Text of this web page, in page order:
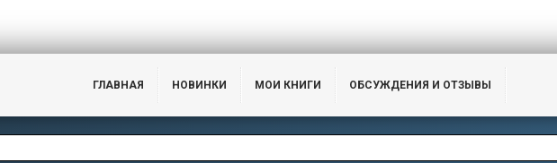
ГЛАВНАЯ НОВИНКИ МОИ КНИГИ ОБСУЖДЕНИЯ И ОТЗЫВЫ